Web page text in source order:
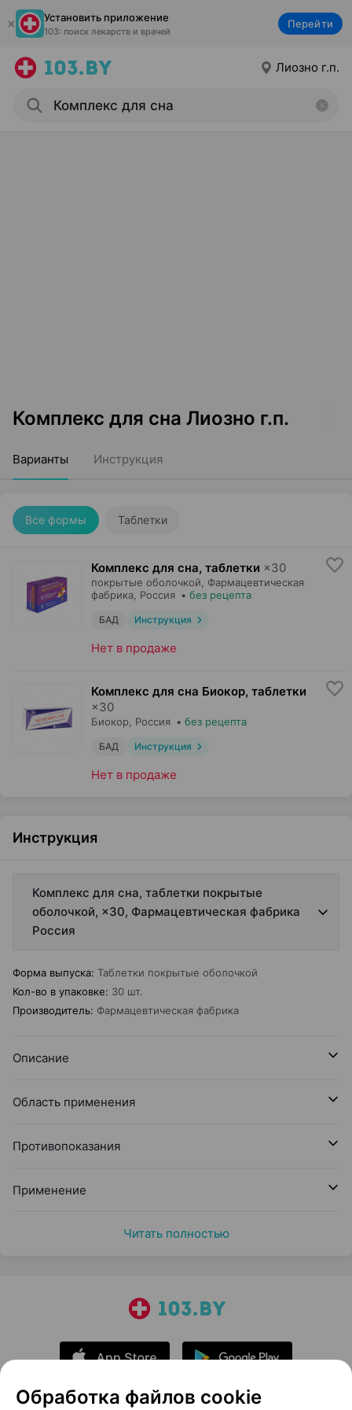
Установить приложение
103: поиск лекарств и врачей
Перейти
Лиозно г.п.
Комплекс для сна Лиозно г.п.
Варианты Инструкция
Все формы Таблетки
Комплекс для сна, таблетки ×30
покрытые оболочкой,
Фармацевтическая
фабрика , Россия • без рецепта
БАД Инструкция
Нет в продаже
Комплекс для сна Биокор, таблетки
×30
Биокор , Россия • без рецепта
БАД Инструкция
Нет в продаже
Инструкция
Комплекс для сна, таблетки покрытые
оболочкой, ×30, Фармацевтическая фабрика
Россия
Форма выпуска: Таблетки покрытые оболочкой
Кол-во в упаковке: 30 шт.
Производитель: Фармацевтическая фабрика
Описание
Область применения
Противопоказания
Применение
Читать полностью
Обработка файлов cookie